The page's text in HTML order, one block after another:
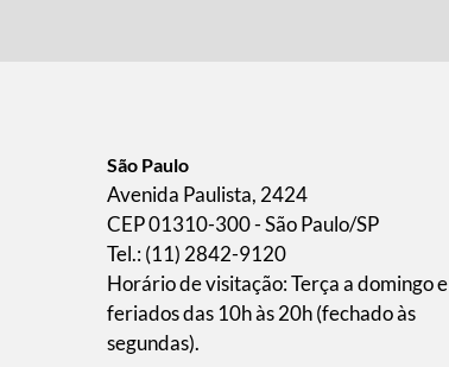
São Paulo
Avenida Paulista, 2424
CEP 01310-300 - São Paulo/SP
Tel.: (11) 2842-9120
Horário de visitação: Terça a domingo e
feriados das 10h às 20h (fechado às
segundas).